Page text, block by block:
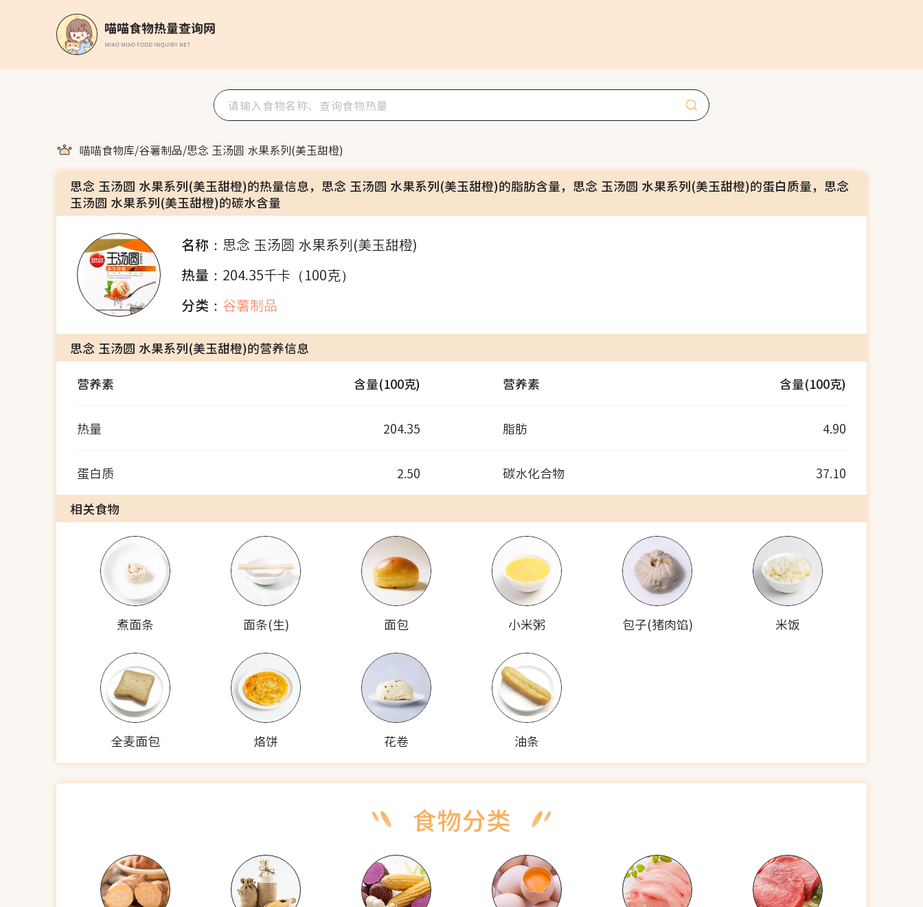
喵喵食物库/谷薯制品/思念 玉汤圆 水果系列(美玉甜橙)
思念 玉汤圆 水果系列(美玉甜橙)的热量信息，思念 玉汤圆 水果系列(美玉甜橙)的脂肪含量，思念 玉汤圆 水果系列(美玉甜橙)的蛋白质量，思念
玉汤圆 水果系列(美玉甜橙)的碳水含量
名称： 思念 玉汤圆 水果系列(美玉甜橙)
热量： 204.35千卡（100克）
分类： 谷薯制品
思念 玉汤圆 水果系列(美玉甜橙)的营养信息
营养素
含量(100克) 营养素 含量(100克)
热量 204.35 脂肪 4.90
蛋白质 2.50 碳水化合物
37.10
相关食物
煮面条 面条(生) 面包 小米粥 包子(猪肉馅) 米饭
全麦面包 烙饼 花卷 油条